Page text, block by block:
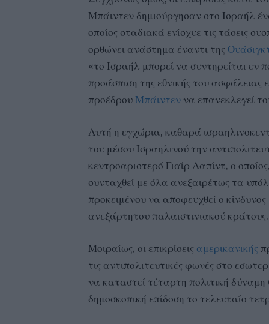
Μπάιντεν δημιούργησαν στο Ισραήλ
οποίος σταδιακά ενίσχυε τις τάσεις
ορθώνει ανάστημα έναντι της
«το Ισραήλ μπορεί να συντηρείται εν
προάσπιση της εθνικής του ασφάλειας
προέδρου Μπάιντεν να επανεκλεγεί
Αυτή η εγχώρια, καθαρά
του μέσου Ισραηλινού την
κεντροαριστερό Γιαΐρ Λαπίντ, ο
συνταχθεί με όλα ανεξαιρέτως τα
προκειμένου να αποφευχθεί ο
ανεξάρτητου παλαιστινιακού κράτους.
Μοιραίως, οι επικρίσεις αμερικανικής
τις αντιπολιτευτικές φωνές στο
να καταστεί τέταρτη πολιτική
δημοσκοπική επίδοση το τελευταίο